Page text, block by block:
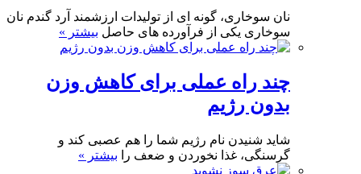
نان سوخاری، گونه ای از تولیدات ارزشمند آرد گندم نان
سوخاری یکی از فرآورده های حاصل بیشتر »
چند راه عملی برای کاهش وزن
بدون رژیم
شاید شنیدن نام رژیم شما را هم عصبی کند و
گرسنگی، غذا نخوردن و ضعف را بیشتر »